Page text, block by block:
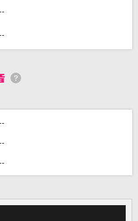
ランキングなど
報をチェック！
っと楽しもう！
緒に！練習にも！